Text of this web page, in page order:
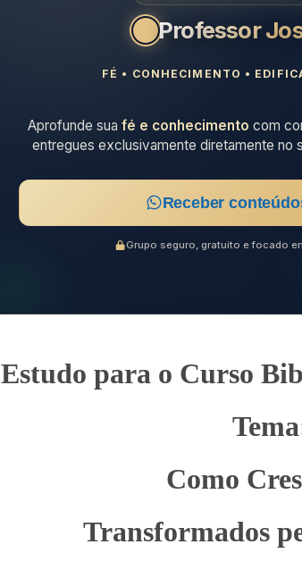
Professor
FÉ • CONHECIMENTO •
Aprofunde suafé e conhecimento com
entregues exclusivamente diretamente no
Receber
Grupo seguro, gratuito e focado
Estudo para o Curso
Como
Transformados